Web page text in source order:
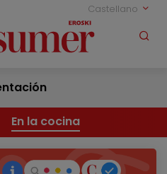
Castellano
En la cocina